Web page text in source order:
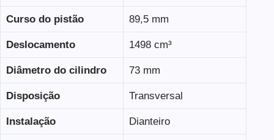
Curso do pistão 89,5 mm
Deslocamento 1498 cm³
Diâmetro do cilindro 73 mm
Disposição Transversal
Instalação Dianteiro